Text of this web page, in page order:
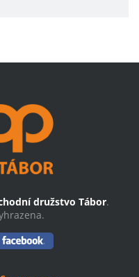
družstvo Tábor.